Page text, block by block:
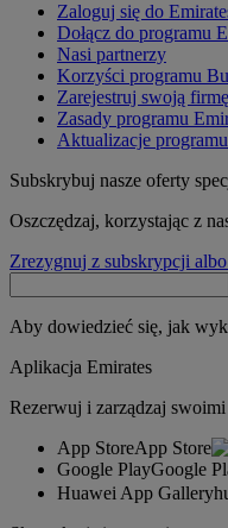
Zaloguj się do
Dołącz do programu
Nasi partnerzy
Korzyści programu
Zarejestruj swoją firmę
Zasady programu
Aktualizacje
Subskrybuj nasze oferty
Oszczędzaj, korzystając z
Zrezygnuj z subskrypcji
Aby dowiedzieć się, jak
Aplikacja Emirates
Rezerwuj i zarządzaj
App StoreApp Store
Google PlayGoogle
Huawei App Gallery